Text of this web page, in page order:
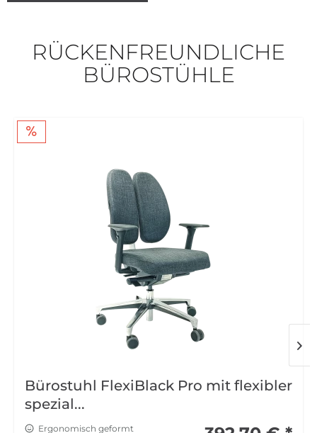
RÜCKENFREUNDLICHE
BÜROSTÜHLE
Bürostuhl FlexiBlack Pro mit flexibler
spezial...
Ergonomisch geformt